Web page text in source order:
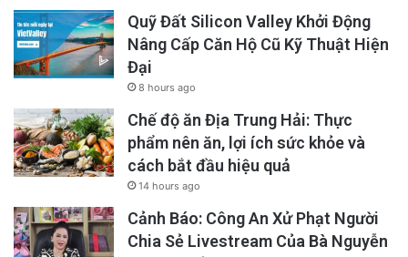
y tế đưa Tuấn đến bệnh viện. Ca phẫu thuật
bắc cầu ba động mạch vành mà Bác sĩ Chiu
thực hiện thành công. Tuấn Phạm có lẽ đã
không có cơ hội đó nếu không có bàn tay của
Chúa. Nếu bác sĩ Chiu không có mặt và nhìn
thấy đúng lúc Tuấn ngã quỵ, cuộc đời anh đã
chấm dứt từ đó.
Quỹ Đất Silicon Valley Khởi Động
Nâng Cấp Căn Hộ Cũ Kỹ Thuật Hiện
Đại
8 hours ago
Chế độ ăn Địa Trung Hải: Thực
phẩm nên ăn, lợi ích sức khỏe và
cách bắt đầu hiệu quả
14 hours ago
Cảnh Báo: Công An Xử Phạt Người
Chia Sẻ Livestream Của Bà Nguyễn